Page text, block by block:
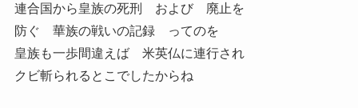
連合国から皇族の死刑 および 廃止を
防ぐ 華族の戦いの記録 ってのを
皇族も一歩間違えば 米英仏に連行され
クビ斬られるとこでしたからね